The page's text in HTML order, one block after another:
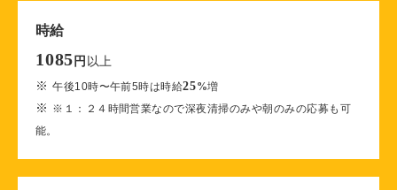
時給
1085 円 以上
※午後10時〜午前5時は時給25%増
※ ※１：２４時間営業なので深夜清掃のみや朝のみの応募も可
能。